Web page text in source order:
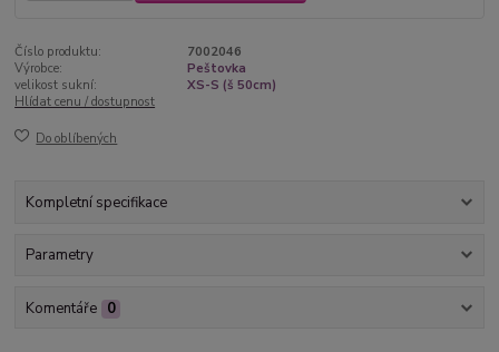
Číslo produktu:
7002046
Výrobce:
Peštovka
velikost sukní:
XS-S (š 50cm)
Hlídat cenu / dostupnost
Do oblíbených
Kompletní specifikace
Parametry
Komentáře 0